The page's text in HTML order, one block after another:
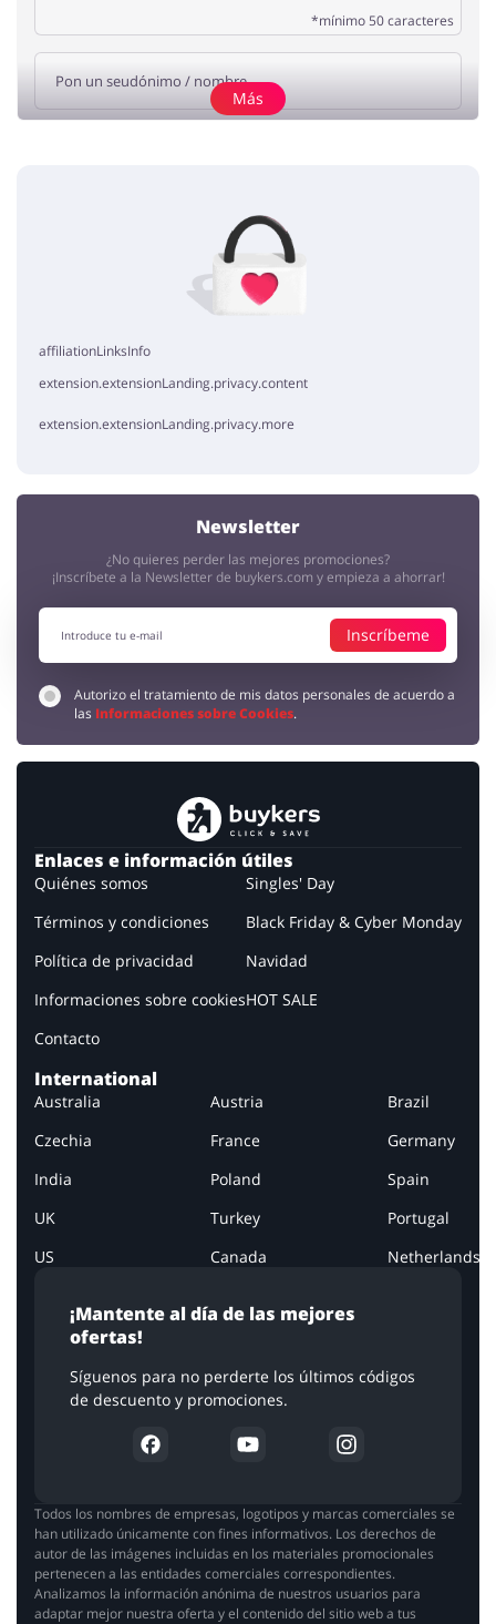
*mínimo 50 caracteres
Sin elementos
Más
affiliationLinksInfo
extension.extensionLanding.privacy.content
extension.extensionLanding.privacy.more
Newsletter
¿No quieres perder las mejores promociones?
¡Inscríbete a la Newsletter de buykers.com y empieza a ahorrar!
Inscríbeme
Autorizo el tratamiento de mis datos personales de acuerdo a
las Informaciones sobre Cookies.
¡Mantente al día de las mejores
ofertas!
Síguenos para no perderte los últimos códigos
de descuento y promociones.
Enlaces e información útiles
Quiénes somos
Términos y condiciones
Política de privacidad
Informaciones sobre cookies
Contacto
Singles' Day
Black Friday & Cyber Monday
Navidad
HOT SALE
International
Australia Austria
Brazil
Czechia
France
Germany
India
Poland
Spain
UK
Turkey
Portugal
US
Canada Netherlands
Todos los nombres de empresas, logotipos y marcas comerciales se
han utilizado únicamente con fines informativos. Los derechos de
autor de las imágenes incluidas en los materiales promocionales
pertenecen a las entidades comerciales correspondientes.
Analizamos la información anónima de nuestros usuarios para
adaptar mejor nuestra oferta y el contenido del sitio web a tus